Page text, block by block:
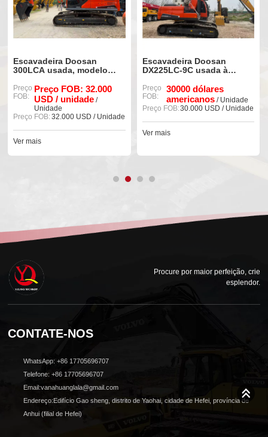
Escavadeira Doosan
300LCA usada, modelo
Preço
FOB:
Preço FOB: 32.000
USD / unidade/
Unidade
Preço FOB:32.000 USD / Unidade
Ver mais
Escavadeira Doosan
DX225LC-9C usada à
Preço
FOB:
30000 dólares
americanos / Unidade
Preço FOB:30.000 USD / Unidade
Ver mais
Procure por maior perfeição, crie
esplendor.
CONTATE-NOS
WhatsApp: +86 17705696707
Telefone: +86 17705696707
Email:vanahuanglala@gmail.com
Endereço:Edifício Gao sheng, distrito de Yaohai, cidade de Hefei, província de
Anhui (filial de Hefei)